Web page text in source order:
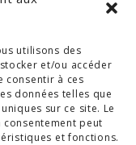
utilisons des
et/ou accéder
consentir à ces
données telles que
sur ce site. Le
peut
et fonctions.